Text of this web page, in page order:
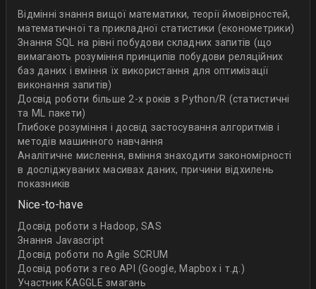
Відмінні знання вищої математики, теорії ймовірностей,
математичної та прикладної статистики (економетрики)
Знання SQL на рівні побудови складних запитів (що
вимагають розуміння принципів побудови реляційних
баз даних і вміння їх використання для оптимізації
виконання запитів)
Досвід роботи більше 2-х років з Python/R (статистичні
та ML пакети)
Глибоке розуміння і досвід застосування алгоритмів і
методів машинного навчання
Аналітичне мислення, вміння знаходити закономірності
в досліджуваних масивах даних, причини відхилень
показників
Nice-to-have
Досвід роботи з Hadoop, SAS
Знання Javascript
Досвід роботи по Agile SCRUM
Досвід роботи з гео API (Google, Mapbox і т.д.)
Участник KAGGLE змагань